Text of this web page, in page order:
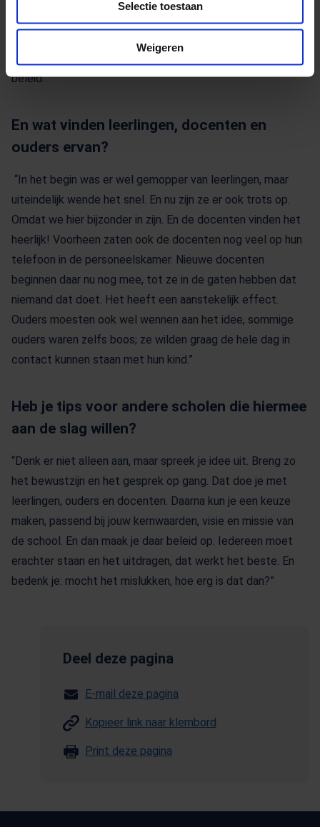
Selectie toestaan
Weigeren
kwamen hier twee leerlingen van een gymnasium een dagje
beleid.”
En wat vinden leerlingen, docenten en
ouders ervan?
“In het begin was er wel gemopper van leerlingen, maar
uiteindelijk wende het snel. En nu zijn ze er ook trots op.
Omdat we hier bijzonder in zijn. En de docenten vinden het
heerlijk! Voorheen zaten ook de docenten nog veel op hun
telefoon in de personeelskamer. Nieuwe docenten
beginnen daar nu nog mee, tot ze in de gaten hebben dat
niemand dat doet. Het heeft een aanstekelijk effect.
Ouders moesten ook wel wennen aan het idee, sommige
ouders waren zelfs boos; ze wilden graag de hele dag in
contact kunnen staan met hun kind.”
Heb je tips voor andere scholen die hiermee
aan de slag willen?
“Denk er niet alleen aan, maar spreek je idee uit. Breng zo
het bewustzijn en het gesprek op gang. Dat doe je met
leerlingen, ouders en docenten. Daarna kun je een keuze
maken, passend bij jouw kernwaarden, visie en missie van
de school. En dan maak je daar beleid op. Iedereen moet
erachter staan en het uitdragen, dat werkt het beste. En
bedenk je: mocht het mislukken, hoe erg is dat dan?”
Deel deze pagina
E-mail deze pagina
Kopieer link naar klembord
Print deze pagina